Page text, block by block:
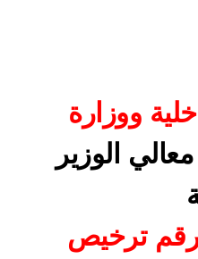
الوزير